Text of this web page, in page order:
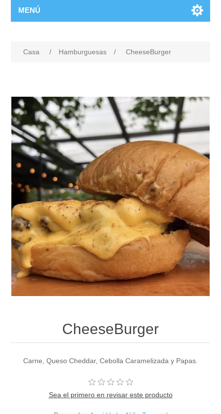
MENÚ
Casa / Hamburguesas / CheeseBurger
CheeseBurger
Carne, Queso Cheddar, Cebolla Caramelizada y Papas.
Sea el primero en revisar este producto